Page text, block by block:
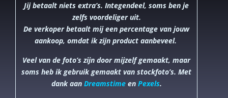
Jij betaalt niets extra’s. Integendeel, soms ben je
zelfs voordeliger uit.
De verkoper betaalt mij een percentage van jouw
aankoop, omdat ik zijn product aanbeveel.
Veel van de foto’s zijn door mijzelf gemaakt, maar
soms heb ik gebruik gemaakt van stockfoto’s. Met
dank aan Dreamstime en Pexels.